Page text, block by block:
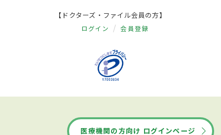
【ドクターズ・ファイル会員の方】
ログイン 会員登録
医療機関の方向け ログインページ